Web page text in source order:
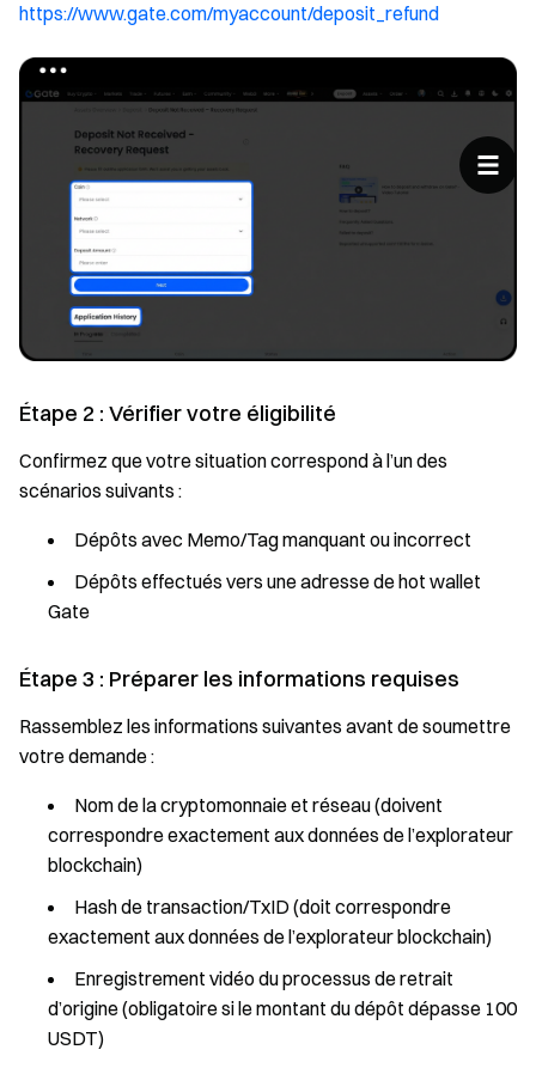
https://www.gate.com/myaccount/deposit_refund
Étape 2 : Vérifier votre éligibilité
Confirmez que votre situation correspond à l’un des
scénarios suivants :
Dépôts avec Memo/Tag manquant ou incorrect
Dépôts effectués vers une adresse de hot wallet
Gate
Étape 3 : Préparer les informations requises
Rassemblez les informations suivantes avant de soumettre
votre demande :
Nom de la cryptomonnaie et réseau (doivent
correspondre exactement aux données de l’explorateur
blockchain)
Hash de transaction/TxID (doit correspondre
exactement aux données de l’explorateur blockchain)
Enregistrement vidéo du processus de retrait
d’origine (obligatoire si le montant du dépôt dépasse 100
USDT)